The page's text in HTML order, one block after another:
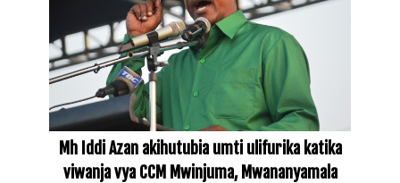
Mh Iddi Azan akihutubia umti ulifurika katika
viwanja vya CCM Mwinjuma, Mwananyamala